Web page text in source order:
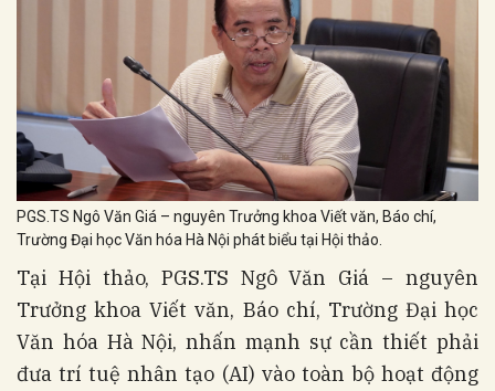
PGS.TS Ngô Văn Giá – nguyên Trưởng khoa Viết văn, Báo chí,
Trường Đại học Văn hóa Hà Nội phát biểu tại Hội thảo.
Tại Hội thảo, PGS.TS Ngô Văn Giá – nguyên
Trưởng khoa Viết văn, Báo chí, Trường Đại học
Văn hóa Hà Nội, nhấn mạnh sự cần thiết phải
đưa trí tuệ nhân tạo (AI) vào toàn bộ hoạt động